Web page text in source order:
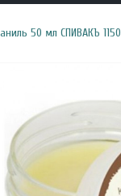
50 мл СПИВАКЪ